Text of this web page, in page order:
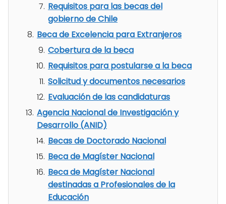
Requisitos para las becas del
gobierno de Chile
Beca de Excelencia para Extranjeros
Cobertura de la beca
Requisitos para postularse a la beca
Solicitud y documentos necesarios
Evaluación de las candidaturas
Agencia Nacional de Investigación y
Desarrollo (ANID)
Becas de Doctorado Nacional
Beca de Magíster Nacional
Beca de Magíster Nacional
destinadas a Profesionales de la
Educación